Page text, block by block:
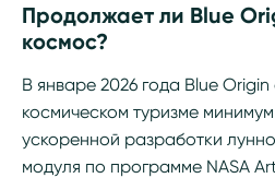
Продолжает ли Blue
космос?
В январе 2026 года Blue
космическом туризме
ускоренной разработки
модуля по программе NASA